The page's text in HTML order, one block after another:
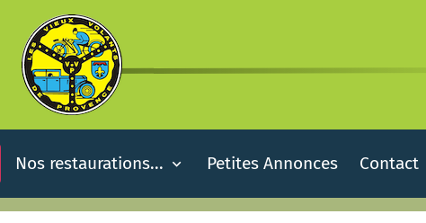
Nos restaurations... Petites Annonces Contact